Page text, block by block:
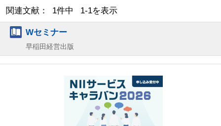
関連文献： 1件中 1-1を表示
Wセミナー
早稲田経営出版